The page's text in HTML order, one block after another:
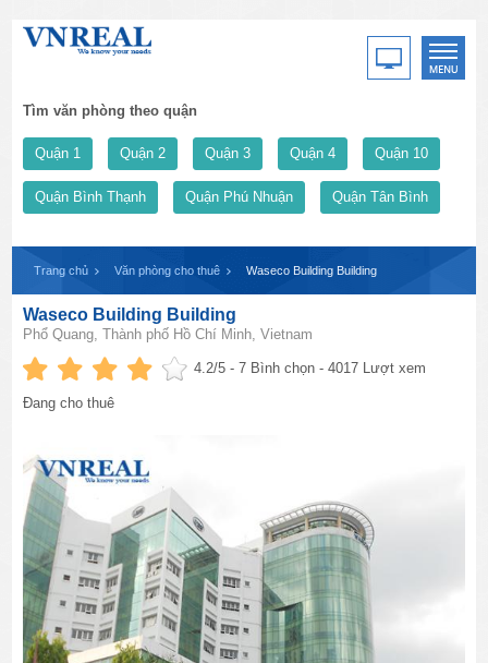
Tìm văn phòng theo quận
Quận 1 Quận 2 Quận 3 Quận 4 Quận 10
Quận Bình Thạnh Quận Phú Nhuận Quận Tân Bình
Trang chủ Văn phòng cho thuê Waseco Building Building
Waseco Building Building
Phổ Quang, Thành phố Hồ Chí Minh, Vietnam
4.2/5 -7 Bình chọn - 4017 Lượt xem
Đang cho thuê